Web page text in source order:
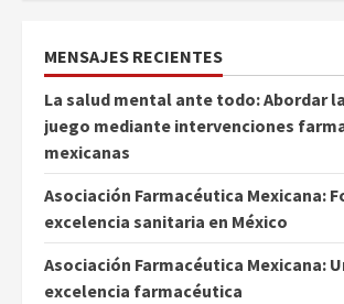
MENSAJES RECIENTES
La salud mental ante todo: Abordar
juego mediante intervenciones
mexicanas
Asociación Farmacéutica Mexicana:
excelencia sanitaria en México
Asociación Farmacéutica Mexicana:
excelencia farmacéutica